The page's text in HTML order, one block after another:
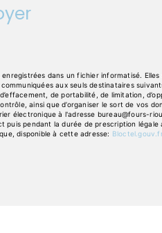
dans un fichier informatisé.
aux seuls destinataires
de portabilité, de limitation,
ainsi que d’organiser le sort de vos
électronique à l'adresse bureau@fours-
puis pendant la durée de prescription
disponible à cette adresse: Bloctel.gouv.fr